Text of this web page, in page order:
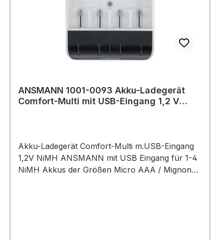
ANSMANN 1001-0093 Akku-Ladegerät
Comfort-Multi mit USB-Eingang 1,2 V
Akku-Ladegerät Comfort-Multi m.USB-Eingang
1,2V NiMH ANSMANN mit USB Eingang für 1-4
NiMH Akkus der Größen Micro AAA / Mignon